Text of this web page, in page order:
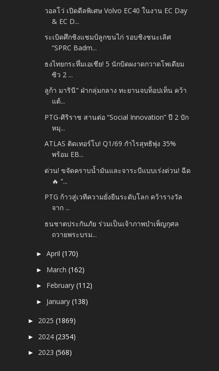
วอลโว่ เปิดดีลพิเศษ Volvo EC40 ในงาน EC Day
& EC D...
ระเบิดศึกชิงแชมป์ลูกขนไก่ รอบชิงชนะเลิศ
“SPRC Badm...
ธงไทยกระหึ่มเอเชีย! 5 นักบิดผงาดกวาดโพเดียม
ซิว 2 ...
ลูก้า มารินี" ฝ่ากลุ่มกลาง ทะยานจบท็อปเท็น คว้า
แต้...
PTG-ศิริราช สานต่อ “Social Innovation” ปี 2 ปัก
หมุ...
ATLAS ติดเทอร์โบ! Q1/69 กำไรสุทธิพุ่ง 35%
พร้อม EB...
ด่วน! ขจัดคราบน้ำมันและจาระบีแบบเร่งด่วน! ฉีด
🔥 “...
PTG ก้าวสู่เวทีความยั่งยืนระดับโลก คว้ารางวัล
จาก ...
ธนชาตประกันภัย ร่วมเป็นเจ้าภาพบำเพ็ญกุศล
ถวายพระบรม...
►April(170)
► March(162)
► February(112)
► January(138)
► 2025(1869)
► 2024(2354)
► 2023(568)